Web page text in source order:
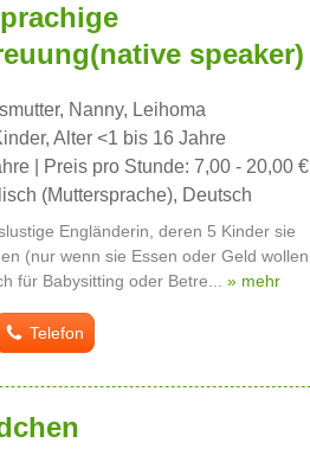
speaker)
Nanny, Leihoma
Alter <1 bis 16 Jahre
| Preis pro Stunde: 7,00 - 20,00 €
(Muttersprache), Deutsch
Engländerin, deren 5 Kinder sie
(nur wenn sie Essen oder Geld wollen
für Babysitting oder Betre... » mehr
Telefon